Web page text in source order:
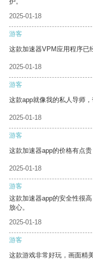
2025-01-18
游客
这款加速器VPM应用程序已
2025-01-18
游客
这款app就像我的私人导师，
2025-01-18
游客
这款加速器app的价格有点
2025-01-18
游客
这款加速器app的安全性很
放心。
2025-01-18
游客
这款游戏非常好玩，画面精